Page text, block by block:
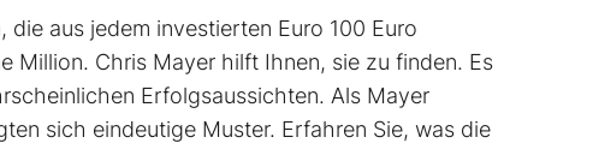
aus jedem investierten Euro 100 Euro
Million. Chris Mayer hilft Ihnen, sie zu finden. Es
Erfolgsaussichten. Als Mayer
sich eindeutige Muster. Erfahren Sie, was die